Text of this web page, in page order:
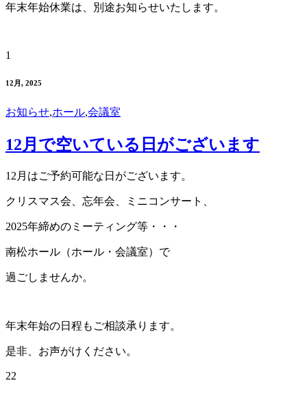
年末年始休業は、別途お知らせいたします。
1
12月, 2025
お知らせ,ホール,会議室
12月で空いている日がございます
12月はご予約可能な日がございます。
クリスマス会、忘年会、ミニコンサート、
2025年締めのミーティング等・・・
南松ホール（ホール・会議室）で
過ごしませんか。
年末年始の日程もご相談承ります。
是非、お声がけください。
22